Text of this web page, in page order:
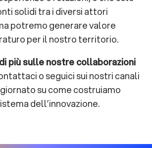
solidi tra i diversi attori
potremo generare valore
per il nostro territorio.
più sulle nostre collaborazioni
o seguici sui nostri canali
su come costruiamo
dell’innovazione.